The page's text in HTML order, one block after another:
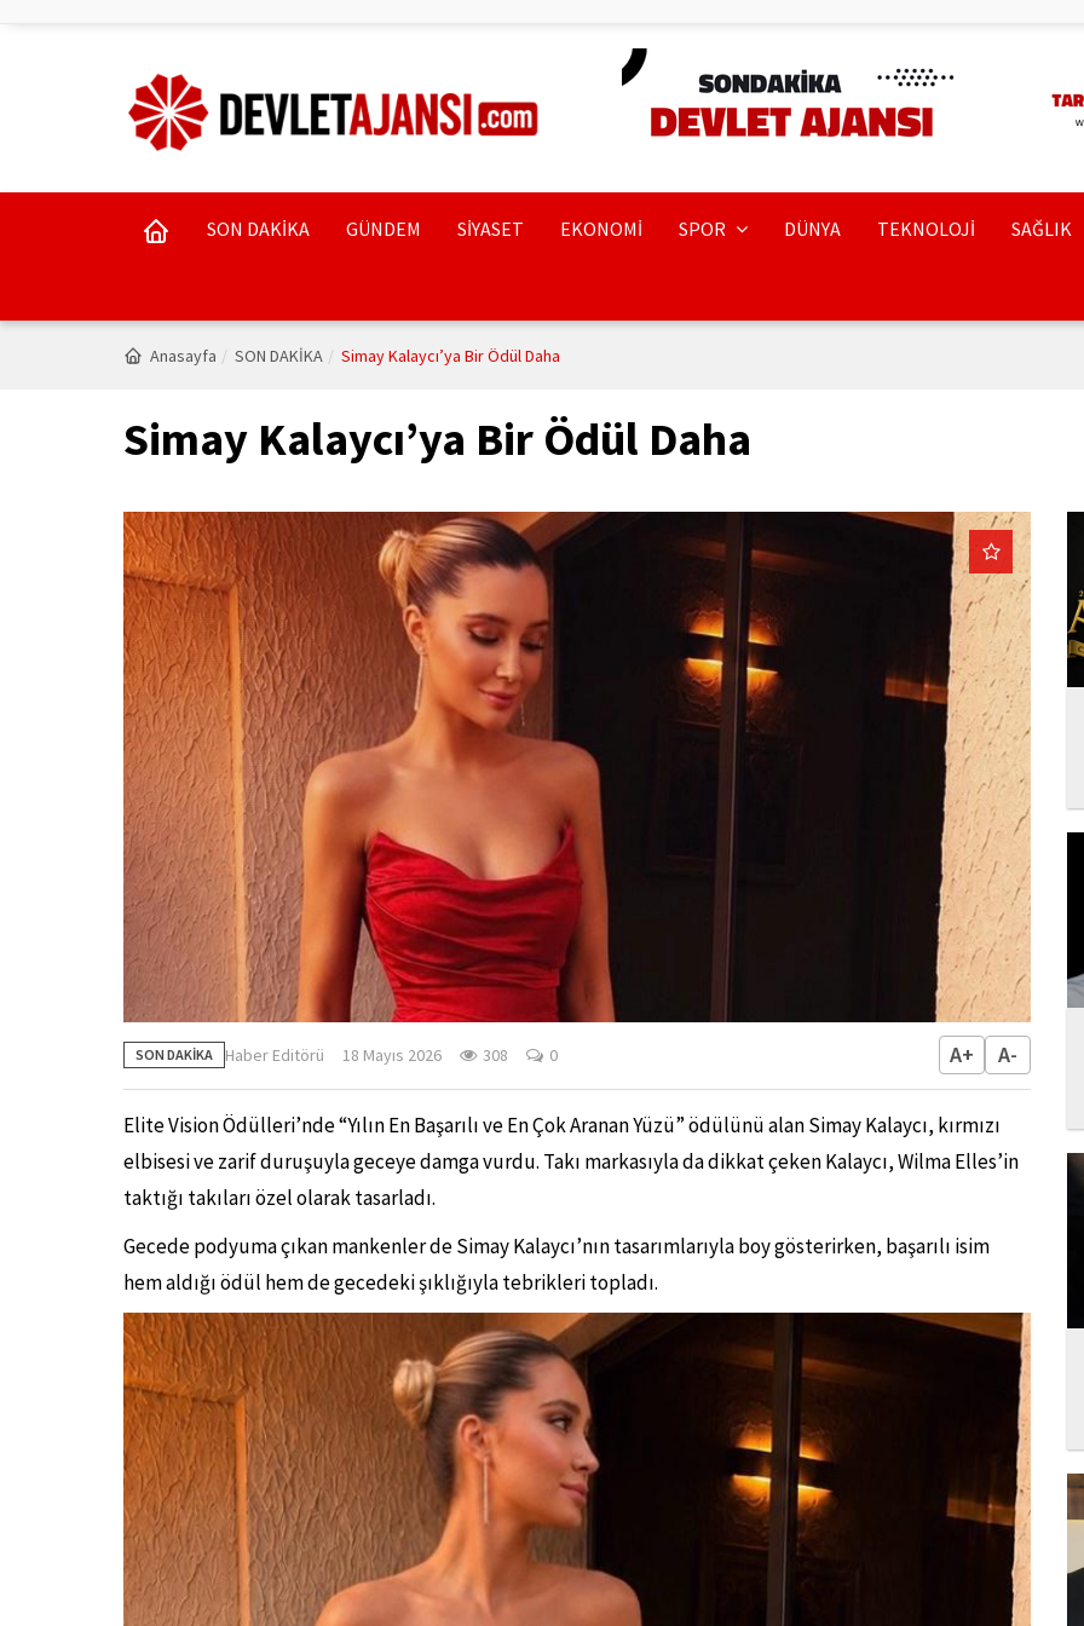
SON DAKİKA GÜNDEM SİYASET EKONOMİ SPOR DÜNYA TEKNOLOJİ SAĞLIK
Anasayfa SON DAKİKA Simay Kalaycı’ya Bir Ödül Daha
Simay Kalaycı’ya Bir Ödül Daha
SON DAKİKA Haber Editörü 18 Mayıs 2026 308 0 A+ A-
Elite Vision Ödülleri’nde “Yılın En Başarılı ve En Çok Aranan Yüzü” ödülünü alan Simay Kalaycı, kırmızı
elbisesi ve zarif duruşuyla geceye damga vurdu. Takı markasıyla da dikkat çeken Kalaycı, Wilma Elles’in
taktığı takıları özel olarak tasarladı.
Gecede podyuma çıkan mankenler de Simay Kalaycı’nın tasarımlarıyla boy gösterirken, başarılı isim
hem aldığı ödül hem de gecedeki şıklığıyla tebrikleri topladı.